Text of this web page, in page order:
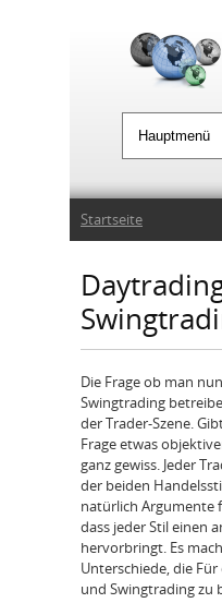
Sie sind hier
Startseite
Die Frage ob man
Swingtrading
der Trader-Szene.
Frage etwas
ganz gewiss. Jeder
der beiden
natürlich Argumente
dass jeder Stil einen
hervorbringt. Es
Unterschiede, die
und Swingtrading zu